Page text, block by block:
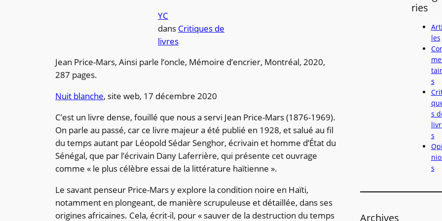
YC
dans Critiques de
livres
Jean Price-Mars, Ainsi parle l’oncle, Mémoire d’encrier, Montréal, 2020,
287 pages.
Nuit blanche, site web, 17 décembre 2020
C’est un livre dense, fouillé que nous a servi Jean Price-Mars (1876-1969).
On parle au passé, car ce livre majeur a été publié en 1928, et salué au fil
du temps autant par Léopold Sédar Senghor, écrivain et homme d’État du
Sénégal, que par l’écrivain Dany Laferrière, qui présente cet ouvrage
comme « le plus célèbre essai de la littérature haïtienne ».
Le savant penseur Price-Mars y explore la condition noire en Haïti,
notamment en plongeant, de manière scrupuleuse et détaillée, dans ses
origines africaines. Cela, écrit-il, pour « sauver de la destruction du temps
ries
les
s
s
s
Opi
s
Archives